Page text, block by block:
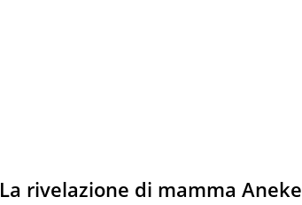
La rivelazione di mamma Aneke